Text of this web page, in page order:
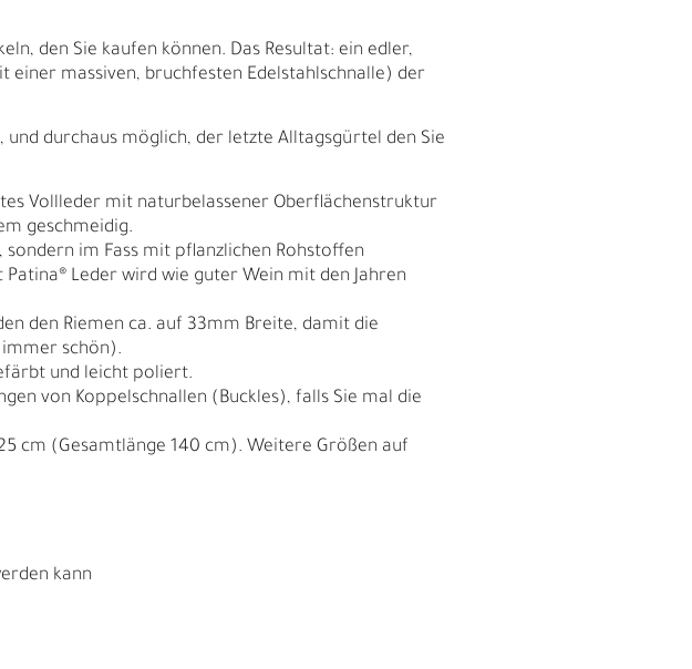
den Sie kaufen können. Das Resultat: ein edler,
massiven, bruchfesten Edelstahlschnalle) der
durchaus möglich, der letzte Alltagsgürtel den Sie
Vollleder mit naturbelassener Oberflächenstruktur
geschmeidig.
im Fass mit pflanzlichen Rohstoffen
Leder wird wie guter Wein mit den Jahren
den Riemen ca. auf 33mm Breite, damit die
immer schön).
und leicht poliert.
von Koppelschnallen (Buckles), falls Sie mal die
cm (Gesamtlänge 140 cm). Weitere Größen auf
kann